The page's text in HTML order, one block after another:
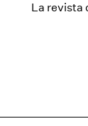
La revista